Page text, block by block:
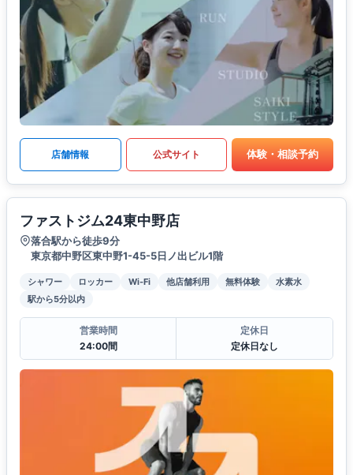
店舗情報 公式サイト 体験・相談予約
ファストジム24東中野店
落合駅から徒歩9分
東京都中野区東中野1-45-5日ノ出ビル1階
シャワー ロッカー Wi-Fi 他店舗利用 無料体験
水素水
駅から5分以内
営業時間
24:00間
定休日
定休日なし